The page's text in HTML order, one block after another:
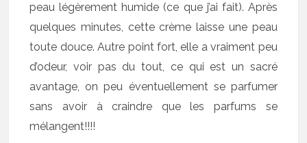
peau légèrement humide (ce que j’ai fait). Après
quelques minutes, cette crème laisse une peau
toute douce. Autre point fort, elle a vraiment peu
d’odeur, voir pas du tout, ce qui est un sacré
avantage, on peu éventuellement se parfumer
sans avoir à craindre que les parfums se
mélangent!!!!